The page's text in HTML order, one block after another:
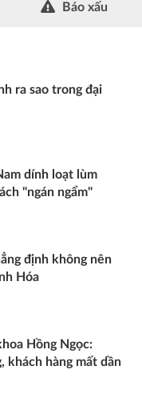
Báo xấu
ra sao trong đại
dính loạt lùm
"ngán ngẩm"
định không nên
Hóa
Hồng Ngọc:
khách hàng mất dần